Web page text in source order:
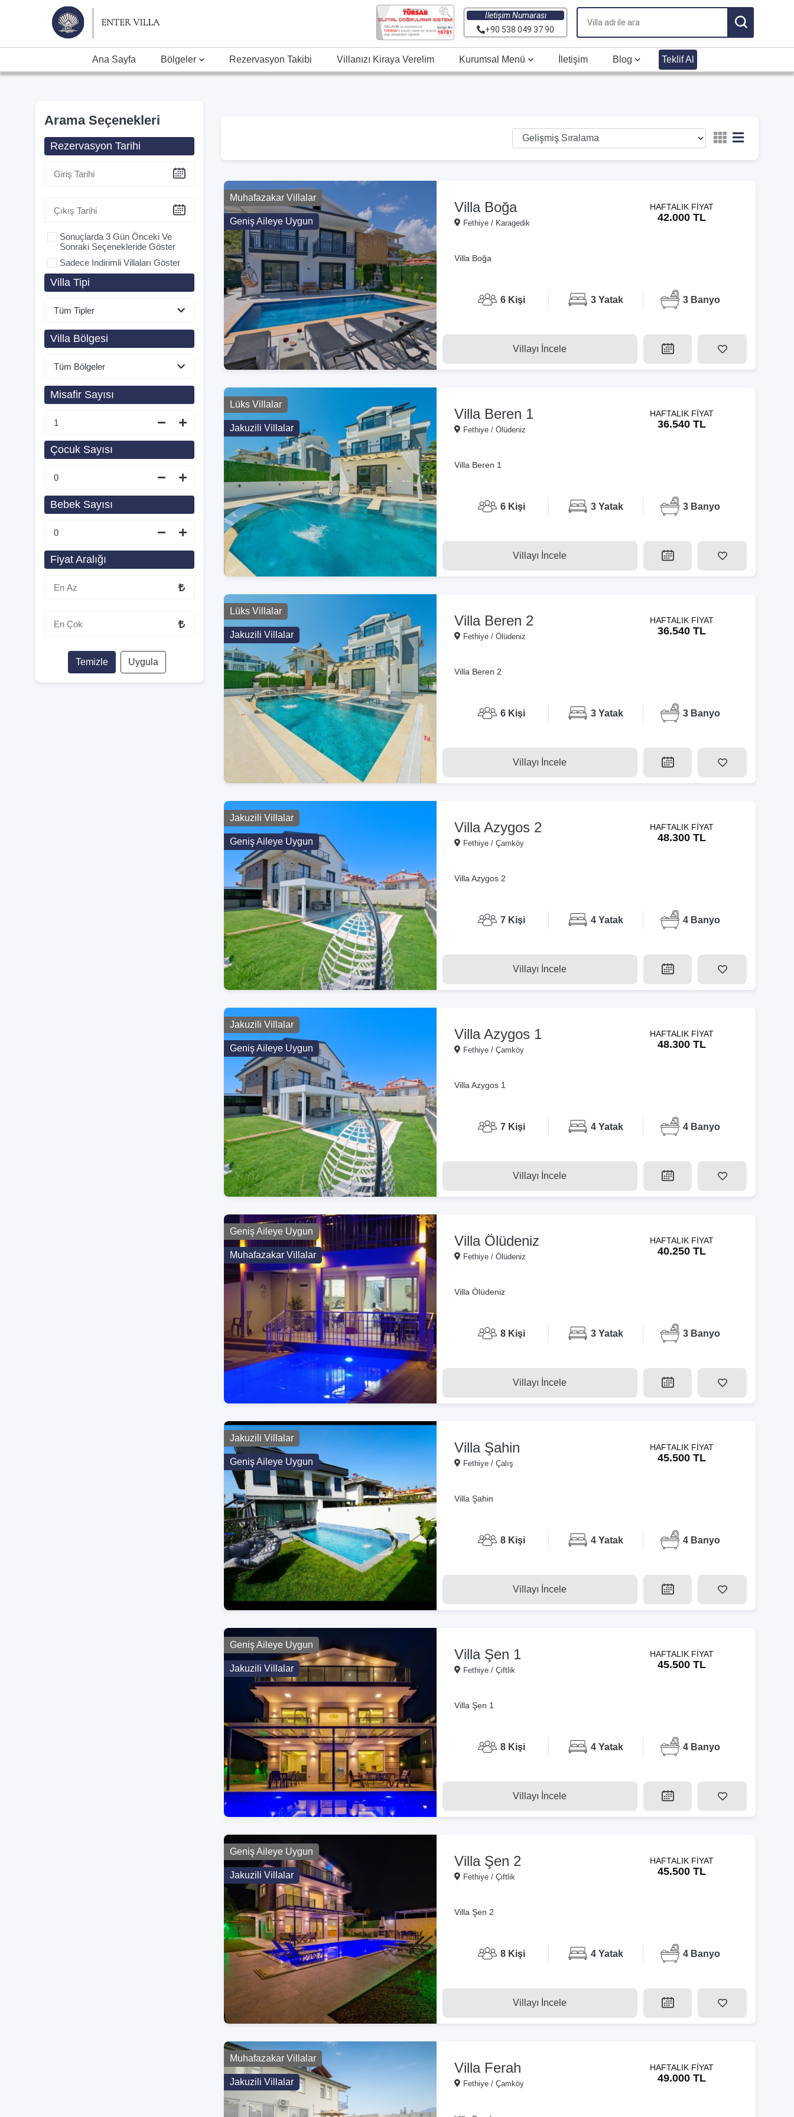
İletişim Numarası
+90 538 049 37 90
Ana Sayfa Bölgeler Rezervasyon Takibi Villanızı Kiraya Verelim Kurumsal Menü İletişim Blog Teklif Al
Arama Seçenekleri
Rezervasyon Tarihi
Sonuçlarda 3 Gün Önceki Ve
Sonraki Seçenekleride Göster
Sadece Indirimli Villaları Göster
Villa Tipi
Villa Bölgesi
Misafir Sayısı
Çocuk Sayısı
Bebek Sayısı
Fiyat Aralığı
Temizle Uygula
Muhafazakar Villalar
Geniş Aileye Uygun
Villa Boğa
Fethiye / Karagedik
HAFTALIK FİYAT
42.000 TL
Villa Boğa
6 Kişi 3 Yatak 3 Banyo
Villayı İncele
Lüks Villalar
Jakuzili Villalar
Villa Beren 1
Fethiye / Ölüdeniz
HAFTALIK FİYAT
36.540 TL
Villa Beren 1
6 Kişi 3 Yatak 3 Banyo
Villayı İncele
Lüks Villalar
Jakuzili Villalar
Villa Beren 2
Fethiye / Ölüdeniz
HAFTALIK FİYAT
36.540 TL
Villa Beren 2
6 Kişi 3 Yatak 3 Banyo
Villayı İncele
Jakuzili Villalar
Geniş Aileye Uygun
Villa Azygos 2
Fethiye / Çamköy
HAFTALIK FİYAT
48.300 TL
Villa Azygos 2
7 Kişi 4 Yatak 4 Banyo
Villayı İncele
Jakuzili Villalar
Geniş Aileye Uygun
Villa Azygos 1
Fethiye / Çamköy
HAFTALIK FİYAT
48.300 TL
Villa Azygos 1
7 Kişi 4 Yatak 4 Banyo
Villayı İncele
Geniş Aileye Uygun
Muhafazakar Villalar
Villa Ölüdeniz
Fethiye / Ölüdeniz
HAFTALIK FİYAT
40.250 TL
Villa Ölüdeniz
8 Kişi 3 Yatak 3 Banyo
Villayı İncele
Jakuzili Villalar
Geniş Aileye Uygun
Villa Şahin
Fethiye / Çalış
HAFTALIK FİYAT
45.500 TL
Villa Şahin
8 Kişi 4 Yatak 4 Banyo
Villayı İncele
Geniş Aileye Uygun
Jakuzili Villalar
Villa Şen 1
Fethiye / Çiftlik
HAFTALIK FİYAT
45.500 TL
Villa Şen 1
8 Kişi 4 Yatak 4 Banyo
Villayı İncele
Geniş Aileye Uygun
Jakuzili Villalar
Villa Şen 2
Fethiye / Çiftlik
HAFTALIK FİYAT
45.500 TL
Villa Şen 2
8 Kişi 4 Yatak 4 Banyo
Villayı İncele
Muhafazakar Villalar
Jakuzili Villalar
Villa Ferah
Fethiye / Çamköy
HAFTALIK FİYAT
49.000 TL